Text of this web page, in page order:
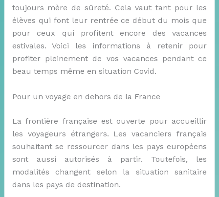
toujours mère de sûreté. Cela vaut tant pour les
élèves qui font leur rentrée ce début du mois que
pour ceux qui profitent encore des vacances
estivales. Voici les informations à retenir pour
profiter pleinement de vos vacances pendant ce
beau temps même en situation Covid.
Pour un voyage en dehors de la France
La frontière française est ouverte pour accueillir
les voyageurs étrangers. Les vacanciers français
souhaitant se ressourcer dans les pays européens
sont aussi autorisés à partir. Toutefois, les
modalités changent selon la situation sanitaire
dans les pays de destination.